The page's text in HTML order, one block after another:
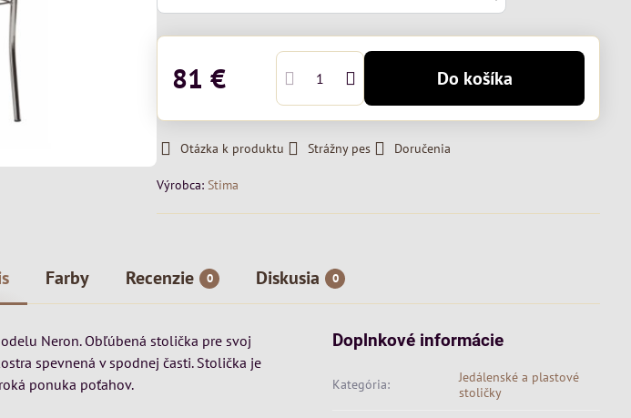
81 € Do košíka
Otázka k produktu Strážny pes Doručenia
Výrobca:Stima
Farby Recenzie 0 Diskusia 0
Neron. Obľúbená stolička pre svoj
spevnená v spodnej časti. Stolička je
ponuka poťahov.
Doplnkové informácie
Kategória:
Jedálenské a plastové
stoličky